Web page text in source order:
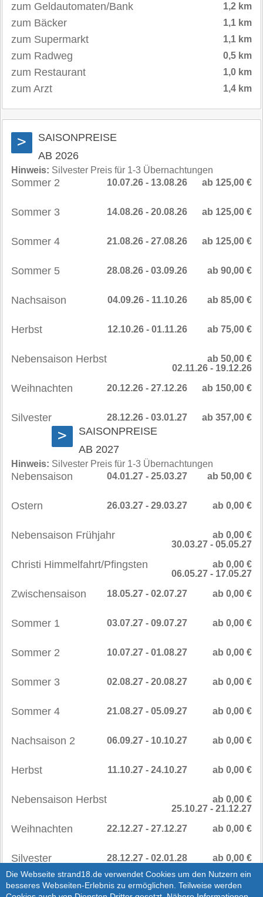
Die Webseite strand18.de verwendet Cookies um den Nutzern ein
besseres Webseiten-Erlebnis zu ermöglichen. Teilweise werden
zum Geldautomaten/Bank 1,2 km
zum Bäcker 1,1 km
zum Supermarkt 1,1 km
zum Radweg 0,5 km
zum Restaurant 1,0 km
zum Arzt 1,4 km
>
SAISONPREISE
AB 2026
Hinweis: Silvester Preis für 1-3 Übernachtungen
Sommer 2 ab 125,00 €
10.07.26 - 13.08.26
Sommer 3 ab 125,00 €
14.08.26 - 20.08.26
Sommer 4 ab 125,00 €
21.08.26 - 27.08.26
Sommer 5 ab 90,00 €
28.08.26 - 03.09.26
Nachsaison ab 85,00 €
04.09.26 - 11.10.26
Herbst ab 75,00 €
12.10.26 - 01.11.26
Nebensaison Herbst
ab 50,00 €
02.11.26 - 19.12.26
Weihnachten ab 150,00 €
20.12.26 - 27.12.26
Silvester ab 357,00 €
28.12.26 - 03.01.27
>
SAISONPREISE
AB 2027
Hinweis: Silvester Preis für 1-3 Übernachtungen
Nebensaison ab 50,00 €
04.01.27 - 25.03.27
Ostern ab 0,00 €
26.03.27 - 29.03.27
Nebensaison Frühjahr
ab 0,00 €
30.03.27 - 05.05.27
Christi Himmelfahrt/Pfingsten
ab 0,00 €
06.05.27 - 17.05.27
Zwischensaison ab 0,00 €
18.05.27 - 02.07.27
Sommer 1 ab 0,00 €
03.07.27 - 09.07.27
Sommer 2 ab 0,00 €
10.07.27 - 01.08.27
Sommer 3 ab 0,00 €
02.08.27 - 20.08.27
Sommer 4 ab 0,00 €
21.08.27 - 05.09.27
Nachsaison 2 ab 0,00 €
06.09.27 - 10.10.27
Herbst ab 0,00 €
11.10.27 - 24.10.27
Nebensaison Herbst
ab 0,00 €
25.10.27 - 21.12.27
Weihnachten ab 0,00 €
22.12.27 - 27.12.27
Silvester ab 0,00 €
28.12.27 - 02.01.28
>
SAISONPREISE
AB 2028